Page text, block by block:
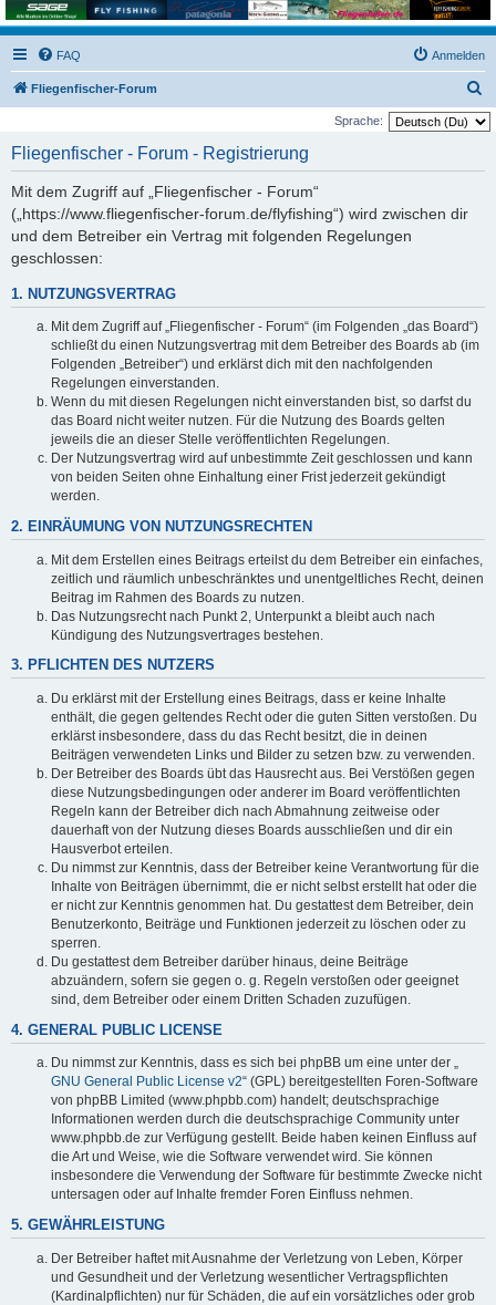
FAQ Anmelden
Fliegenfischer-Forum
u
Sprache:
Fliegenfischer - Forum - Registrierung
Mit dem Zugriff auf „Fliegenfischer - Forum“
(„https://www.fliegenfischer-forum.de/flyfishing“) wird zwischen dir
und dem Betreiber ein Vertrag mit folgenden Regelungen
geschlossen:
1. NUTZUNGSVERTRAG
Mit dem Zugriff auf „Fliegenfischer - Forum“ (im Folgenden „das Board“)
schließt du einen Nutzungsvertrag mit dem Betreiber des Boards ab (im
Folgenden „Betreiber“) und erklärst dich mit den nachfolgenden
Regelungen einverstanden.
Wenn du mit diesen Regelungen nicht einverstanden bist, so darfst du
das Board nicht weiter nutzen. Für die Nutzung des Boards gelten
jeweils die an dieser Stelle veröffentlichten Regelungen.
Der Nutzungsvertrag wird auf unbestimmte Zeit geschlossen und kann
von beiden Seiten ohne Einhaltung einer Frist jederzeit gekündigt
werden.
2. EINRÄUMUNG VON NUTZUNGSRECHTEN
Mit dem Erstellen eines Beitrags erteilst du dem Betreiber ein einfaches,
zeitlich und räumlich unbeschränktes und unentgeltliches Recht, deinen
Beitrag im Rahmen des Boards zu nutzen.
Das Nutzungsrecht nach Punkt 2, Unterpunkt a bleibt auch nach
Kündigung des Nutzungsvertrages bestehen.
3. PFLICHTEN DES NUTZERS
Du erklärst mit der Erstellung eines Beitrags, dass er keine Inhalte
enthält, die gegen geltendes Recht oder die guten Sitten verstoßen. Du
erklärst insbesondere, dass du das Recht besitzt, die in deinen
Beiträgen verwendeten Links und Bilder zu setzen bzw. zu verwenden.
Der Betreiber des Boards übt das Hausrecht aus. Bei Verstößen gegen
diese Nutzungsbedingungen oder anderer im Board veröffentlichten
Regeln kann der Betreiber dich nach Abmahnung zeitweise oder
dauerhaft von der Nutzung dieses Boards ausschließen und dir ein
Hausverbot erteilen.
Du nimmst zur Kenntnis, dass der Betreiber keine Verantwortung für die
Inhalte von Beiträgen übernimmt, die er nicht selbst erstellt hat oder die
er nicht zur Kenntnis genommen hat. Du gestattest dem Betreiber, dein
Benutzerkonto, Beiträge und Funktionen jederzeit zu löschen oder zu
sperren.
Du gestattest dem Betreiber darüber hinaus, deine Beiträge
abzuändern, sofern sie gegen o. g. Regeln verstoßen oder geeignet
sind, dem Betreiber oder einem Dritten Schaden zuzufügen.
4. GENERAL PUBLIC LICENSE
Du nimmst zur Kenntnis, dass es sich bei phpBB um eine unter der „
GNU General Public License v2“ (GPL) bereitgestellten Foren-Software
von phpBB Limited (www.phpbb.com) handelt; deutschsprachige
Informationen werden durch die deutschsprachige Community unter
www.phpbb.de zur Verfügung gestellt. Beide haben keinen Einfluss auf
die Art und Weise, wie die Software verwendet wird. Sie können
insbesondere die Verwendung der Software für bestimmte Zwecke nicht
untersagen oder auf Inhalte fremder Foren Einfluss nehmen.
5. GEWÄHRLEISTUNG
Der Betreiber haftet mit Ausnahme der Verletzung von Leben, Körper
und Gesundheit und der Verletzung wesentlicher Vertragspflichten
(Kardinalpflichten) nur für Schäden, die auf ein vorsätzliches oder grob